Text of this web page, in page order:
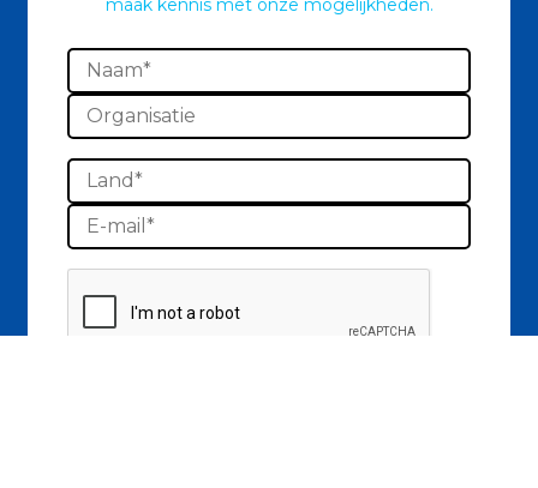
maak kennis met onze mogelijkheden.